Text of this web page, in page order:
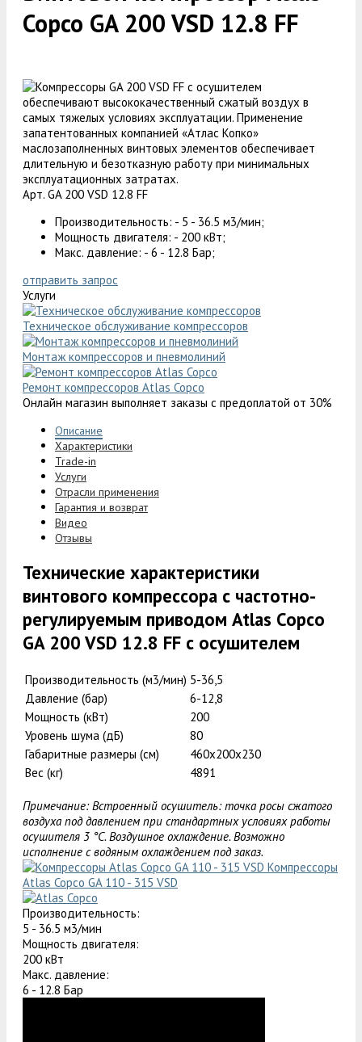
Copco GA 200 VSD 12.8 FF
Арт. GA 200 VSD 12.8 FF
Производительность: - 5 - 36.5 м3/мин;
Мощность двигателя: - 200 кВт;
Макс. давление: - 6 - 12.8 Бар;
отправить запрос
Услуги
Техническое обслуживание компрессоров
Монтаж компрессоров и пневмолиний
Ремонт компрессоров Atlas Copco
Онлайн магазин выполняет заказы с предоплатой от 30%
Описание
Характеристики
Trade-in
Услуги
Отрасли применения
Гарантия и возврат
Видео
Отзывы
Технические характеристики
винтового компрессора с частотно-
регулируемым приводом Atlas Copco
GA 200 VSD 12.8 FF с осушителем
Производительность (м3/мин) 5-36,5
Давление (бар)
6-12,8
Мощность (кВт)
200
Уровень шума (дБ)
80
Габаритные размеры (см)
460х200х230
Вес (кг)
4891
Примечание: Встроенный осушитель: точка росы сжатого
воздуха под давлением при стандартных условиях работы
осушителя 3 °C. Воздушное охлаждение. Возможно
исполнение с водяным охлаждением под заказ.
Компрессоры
Atlas Copco GA 110 - 315 VSD
Производительность:
5 - 36.5 м3/мин
Мощность двигателя:
200 кВт
Макс. давление:
6 - 12.8 Бар